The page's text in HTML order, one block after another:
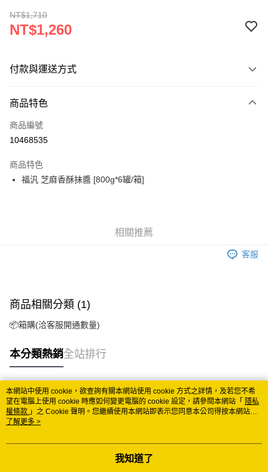
NT$1,710
NT$1,260
付款與運送方式
信用卡一次付款
超商取貨付款
Apple Pay
每筆NT$60
付款後全家取貨
每筆NT$60
7-11取貨付款
每筆NT$60
每筆NT$60
商品特色
商品編號
10468535
商品特色
福汎 芝麻香酥抹醬 [800g*6罐/箱]
相關推薦
客服
商品相關分類 (1)
📦箱購(洽客服開通數量)
本分類熱銷全站排行
熱門標籤
本網站中使用 cookie，欲查詢有關本網站使用 cookie 方式之詳情，及若您不希
望在電腦上使用 cookie 時應如何變更電腦的 cookie 設定，請參閱本網站「 隱私
權條款 」之 Cookie 聲明。您繼續使用本網站即表示您同意本公司得按本網站使
用條款之 Cookie 聲明使用 cookie。
了解更多 >
我知道了